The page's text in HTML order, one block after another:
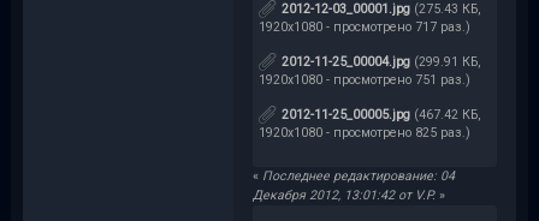
2012-12-03_00001.jpg(275.43 КБ,
1920x1080 - просмотрено 717 раз.)
2012-11-25_00004.jpg(299.91 КБ,
1920x1080 - просмотрено 751 раз.)
2012-11-25_00005.jpg(467.42 КБ,
1920x1080 - просмотрено 825 раз.)
« Последнее редактирование: 04
Декабря 2012, 13:01:42 от V.P.»